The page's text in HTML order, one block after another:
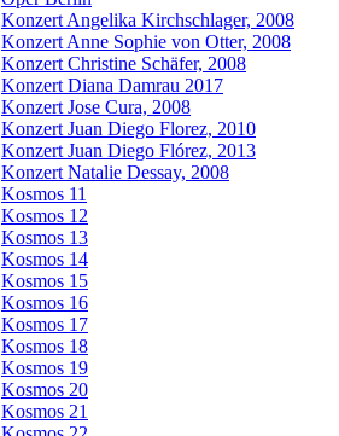
Konzert Angelika Kirchschlager, 2008
Konzert Anne Sophie von Otter, 2008
Konzert Christine Schäfer, 2008
Konzert Diana Damrau 2017
Konzert Jose Cura, 2008
Konzert Juan Diego Florez, 2010
Konzert Juan Diego Flórez, 2013
Konzert Natalie Dessay, 2008
Kosmos 11
Kosmos 12
Kosmos 13
Kosmos 14
Kosmos 15
Kosmos 16
Kosmos 17
Kosmos 18
Kosmos 19
Kosmos 20
Kosmos 21